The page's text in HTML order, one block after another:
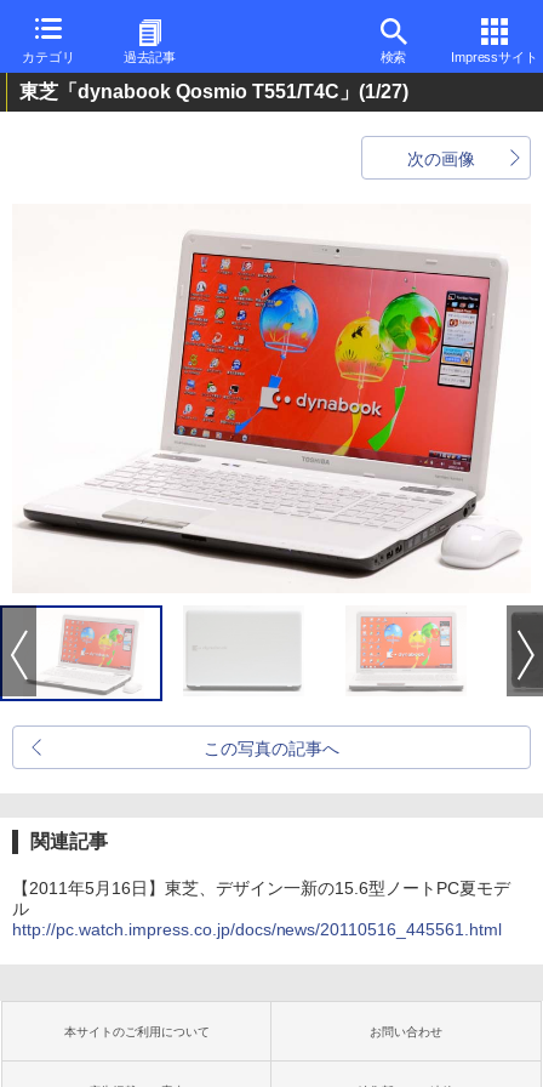
カテゴリ 過去記事 検索 Impressサイト
東芝「dynabook Qosmio T551/T4C」 (1/27)
次の画像
この写真の記事へ
関連記事
【2011年5月16日】東芝、デザイン一新の15.6型ノートPC夏モデ
ル
http://pc.watch.impress.co.jp/docs/news/20110516_445561.html
本サイトのご利用について お問い合わせ